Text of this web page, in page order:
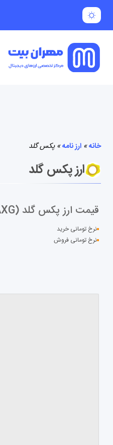
خانه» ارز نامه»پکس گلد
ارز پکس گلد
قیمت ارز پکس گلد (PAXG)
نرخ تومانی خرید
نرخ تومانی فروش